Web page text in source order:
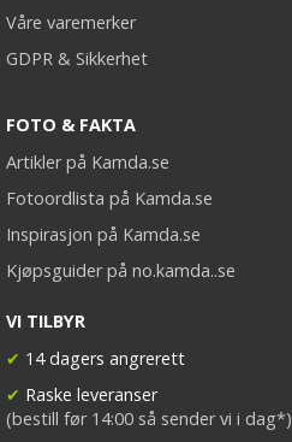
Våre varemerker
GDPR & Sikkerhet
FOTO & FAKTA
Artikler på Kamda.se
Fotoordlista på Kamda.se
Inspirasjon på Kamda.se
Kjøpsguider på no.kamda..se
VI TILBYR
✔ 14 dagers angrerett
✔ Raske leveranser
(bestill før 14:00 så sender vi i dag*)